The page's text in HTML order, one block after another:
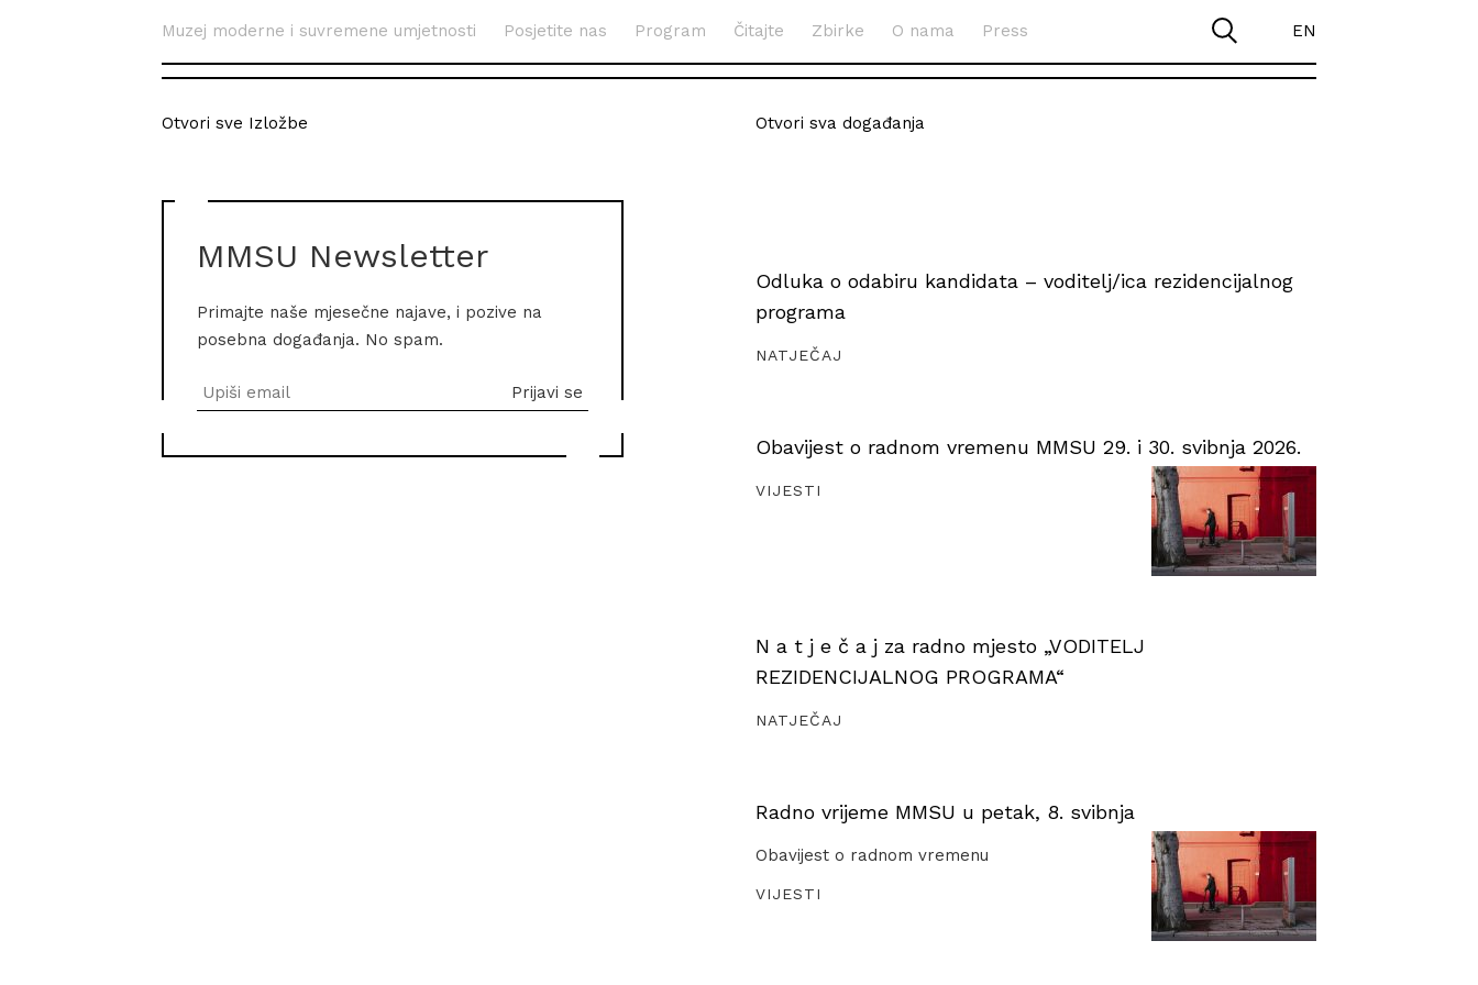
Muzej moderne i suvremene umjetnosti Posjetite nas Program Čitajte Zbirke O nama Press EN
Otvori sve Izložbe
MMSU Newsletter
Primajte naše mjesečne najave, i pozive na
posebna događanja. No spam.
Otvori sva događanja
Odluka o odabiru kandidata – voditelj/ica rezidencijalnog
programa
NATJEČAJ
Obavijest o radnom vremenu MMSU 29. i 30. svibnja 2026.
VIJESTI
N a t j e č a j za radno mjesto „VODITELJ
REZIDENCIJALNOG PROGRAMA“
NATJEČAJ
Radno vrijeme MMSU u petak, 8. svibnja
Obavijest o radnom vremenu
VIJESTI